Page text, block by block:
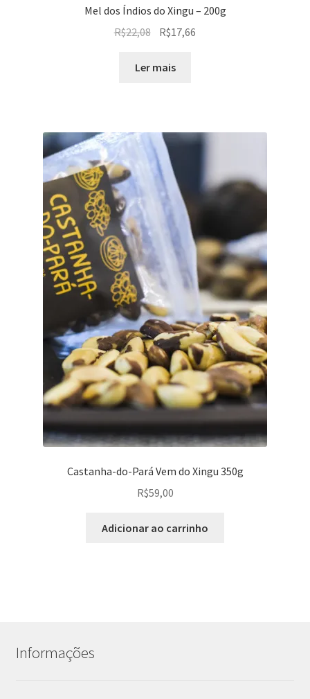
Mel dos Índios do Xingu – 200g
R$22,08
original
R$17,66
Ler mais
Castanha-do-Pará Vem do Xingu 350g
R$59,00
Adicionar ao carrinho
Informações